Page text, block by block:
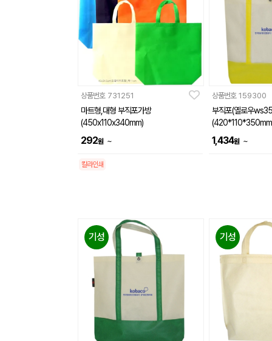
상품번호 731251
마트형,대형 부직포가방
(450x110x340mm)
292원 ~
칼라인쇄
상품번호 159300
부직포(옐로우
1,434원 ~
기성 기성